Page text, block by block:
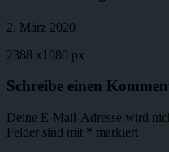
2. März 2020
2388 x1080 px
Schreibe einen
Deine E-Mail-Adresse wird
Felder sind mit * markiert